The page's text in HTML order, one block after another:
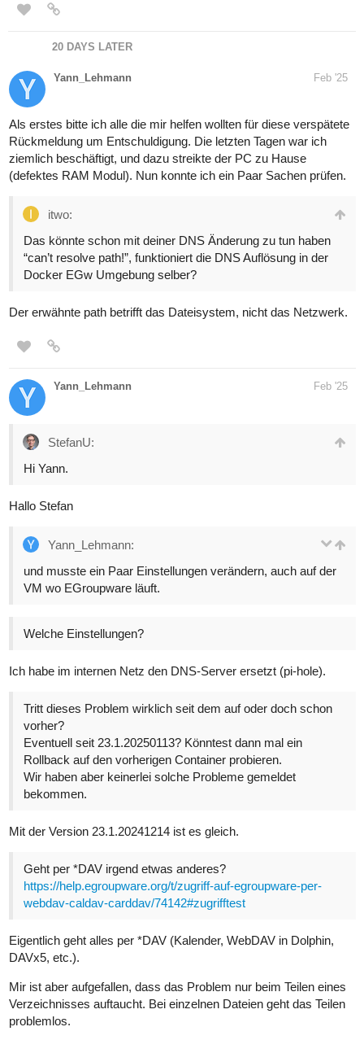
20 DAYS LATER
Yann_Lehmann Feb '25
Als erstes bitte ich alle die mir helfen wollten für diese verspätete
Rückmeldung um Entschuldigung. Die letzten Tagen war ich
ziemlich beschäftigt, und dazu streikte der PC zu Hause
(defektes RAM Modul). Nun konnte ich ein Paar Sachen prüfen.
itwo:
Das könnte schon mit deiner DNS Änderung zu tun haben
“can’t resolve path!”, funktioniert die DNS Auflösung in der
Docker EGw Umgebung selber?
Der erwähnte path betrifft das Dateisystem, nicht das Netzwerk.
Yann_Lehmann Feb '25
StefanU:
Hi Yann.
Hallo Stefan
Yann_Lehmann:
und musste ein Paar Einstellungen verändern, auch auf der
VM wo EGroupware läuft.
Welche Einstellungen?
Ich habe im internen Netz den DNS-Server ersetzt (pi-hole).
Tritt dieses Problem wirklich seit dem auf oder doch schon
vorher?
Eventuell seit 23.1.20250113? Könntest dann mal ein
Rollback auf den vorherigen Container probieren.
Wir haben aber keinerlei solche Probleme gemeldet
bekommen.
Mit der Version 23.1.20241214 ist es gleich.
Geht per *DAV irgend etwas anderes?
https://help.egroupware.org/t/zugriff-auf-egroupware-per-
webdav-caldav-carddav/74142#zugrifftest
Eigentlich geht alles per *DAV (Kalender, WebDAV in Dolphin,
DAVx5, etc.).
Mir ist aber aufgefallen, dass das Problem nur beim Teilen eines
Verzeichnisses auftaucht. Bei einzelnen Dateien geht das Teilen
problemlos.